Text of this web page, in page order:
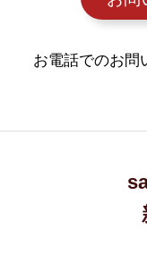
お電話でのお問